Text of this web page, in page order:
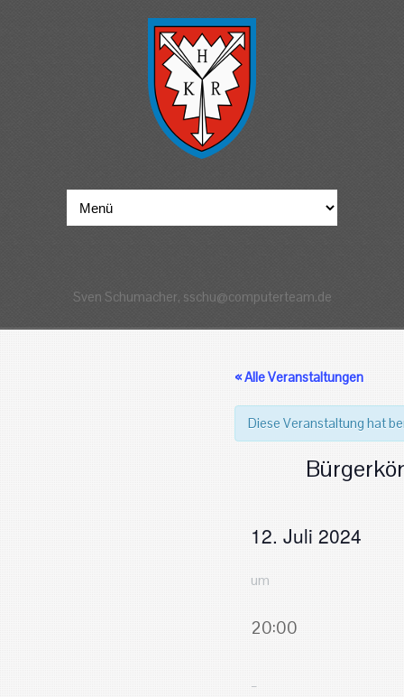
Sven Schumacher, sschu@computerteam.de
« Alle Veranstaltungen
Diese Veranstaltung hat
12. Juli 2024
um
20:00
–